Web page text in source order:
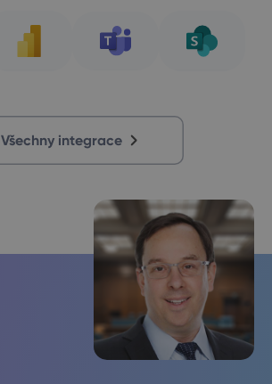
Všechny integrace